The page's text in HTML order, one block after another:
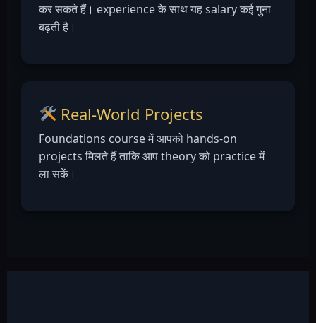
कर सकते हैं। experience के साथ यह salary कई गुना
बढ़ती है।
Real-World Projects
Foundations course में आपको hands-on
projects मिलते हैं ताकि आप theory को practice में
ला सकें।